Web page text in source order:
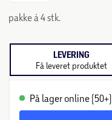
pakke á 4 stk.
LEVERING
Få leveret produktet
På lager online (50+)